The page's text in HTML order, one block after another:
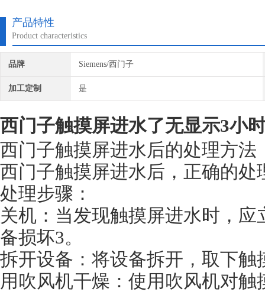
产品特性
Product characteristics
品牌 Siemens/西门子
加工定制 是
西门子触摸屏进水了无显示3小
西门子触摸屏进水后的处理方法
西门子触摸屏进水后，正确的
处理步骤：
关机：当发现触摸屏进水时，
备损坏3。
拆开设备：将设备拆开，取下
用吹风机干燥：使用吹风机对